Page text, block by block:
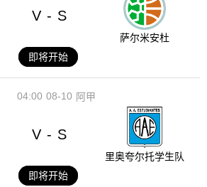
V - S
萨尔米安杜
即将开始
08-10
04:00 阿甲
V - S
里奥夸尔托学生队
即将开始